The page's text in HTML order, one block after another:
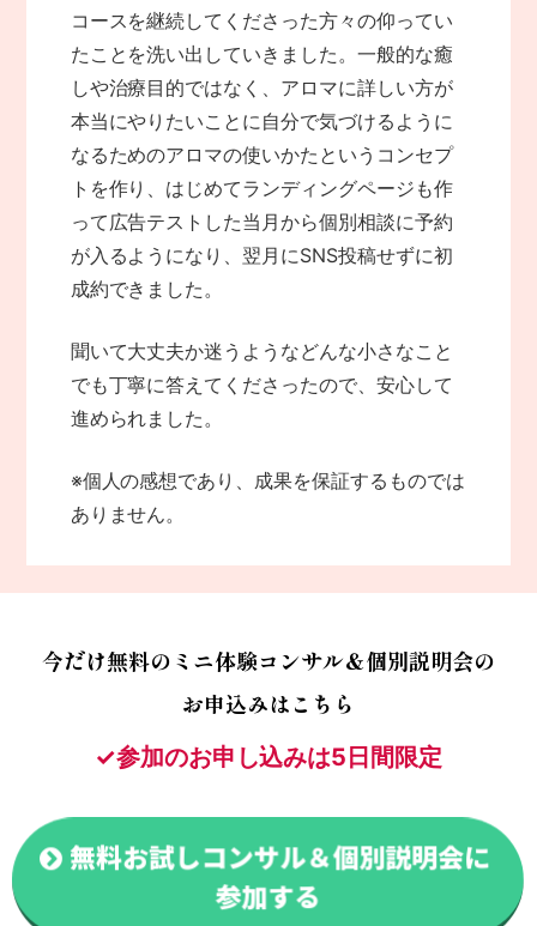
コースを継続してくださった方々の仰ってい
たことを洗い出していきました。一般的な癒
しや治療目的ではなく、アロマに詳しい方が
本当にやりたいことに自分で気づけるように
なるためのアロマの使いかたというコンセプ
トを作り、はじめてランディングページも作
って広告テストした当月から個別相談に予約
が入るようになり、翌月にSNS投稿せずに初
成約できました。
聞いて大丈夫か迷うようなどんな小さなこと
でも丁寧に答えてくださったので、安心して
進められました。
※個人の感想であり、成果を保証するものでは
ありません。
今だけ無料のミニ体験コンサル＆個別説明会の
お申込みはこちら
✓参加のお申し込みは5日間限定
無料お試しコンサル＆個別説明会に
参加する